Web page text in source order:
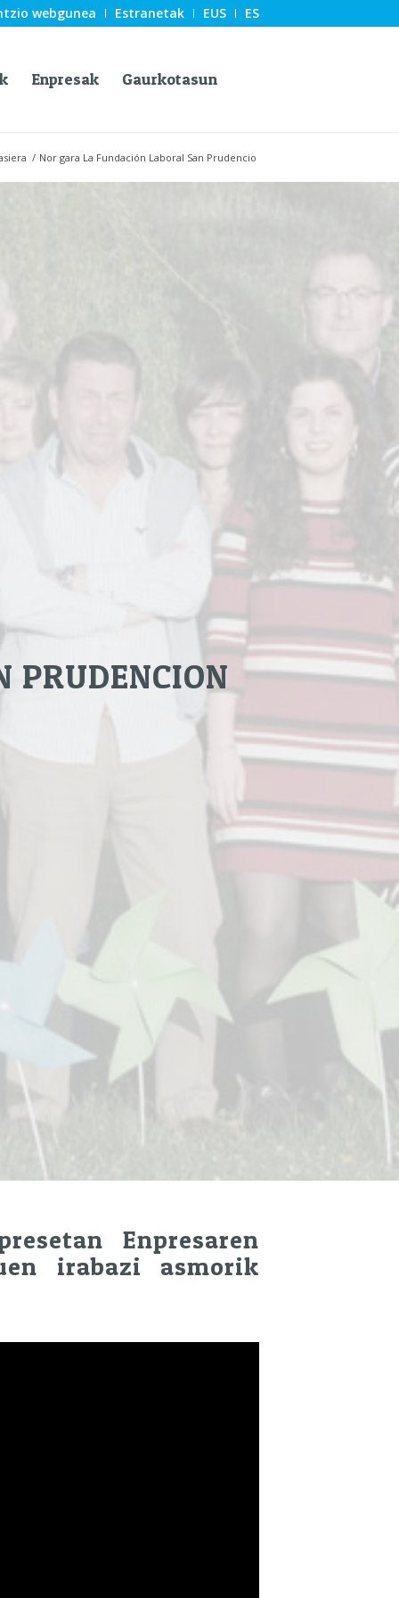
webgunea Estranetak EUS ES
Enpresak Gaurkotasun
/ Nor gara La Fundación Laboral San Prudencio
PRUDENCION
Enpresaren
irabazi asmorik